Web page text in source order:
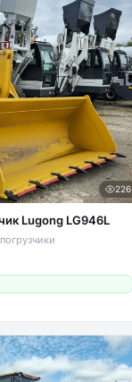
226
Lugong LG946L